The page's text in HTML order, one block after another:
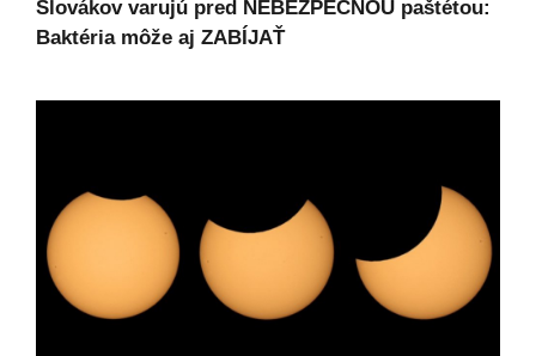
Slovákov varujú pred NEBEZPEČNOU paštétou:
Baktéria môže aj ZABÍJAŤ